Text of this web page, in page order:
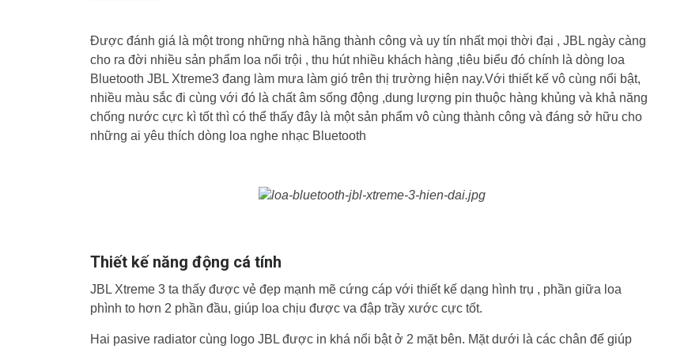
Được đánh giá là một trong những nhà hãng thành công và uy tín nhất mọi thời đại , JBL ngày càng
cho ra đời nhiều sản phẩm loa nổi trội , thu hút nhiều khách hàng ,tiêu biểu đó chính là dòng loa
Bluetooth JBL Xtreme3 đang làm mưa làm gió trên thị trường hiện nay.Với thiết kế vô cùng nổi bật,
nhiều màu sắc đi cùng với đó là chất âm sống động ,dung lượng pin thuộc hàng khủng và khả năng
chống nước cực kì tốt thì có thể thấy đây là một sản phẩm vô cùng thành công và đáng sở hữu cho
những ai yêu thích dòng loa nghe nhạc Bluetooth
Thiết kế năng động cá tính
JBL Xtreme 3 ta thấy được vẻ đẹp mạnh mẽ cứng cáp với thiết kế dạng hình trụ , phần giữa loa
phình to hơn 2 phần đầu, giúp loa chịu được va đập trầy xước cực tốt.
Hai pasive radiator cùng logo JBL được in khá nổi bật ở 2 mặt bên. Mặt dưới là các chân đế giúp